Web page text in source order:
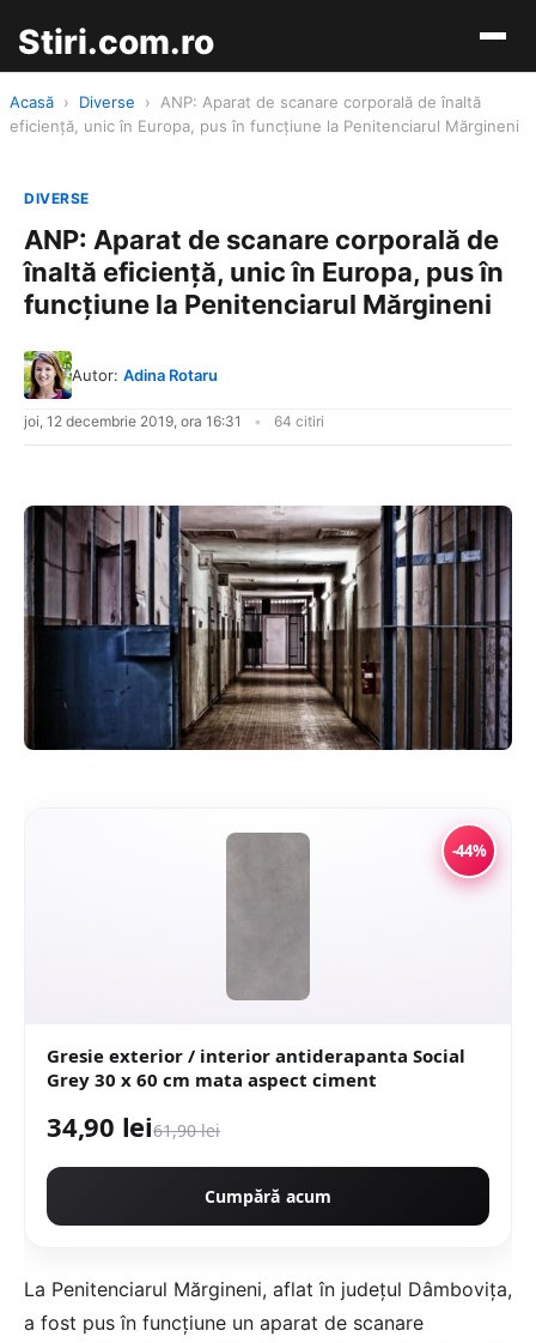
Stiri.com.ro
Acasă › Diverse ›
ANP: Aparat de scanare corporală de înaltă
eficienţă, unic în Europa, pus în funcţiune la Penitenciarul Mărgineni
DIVERSE
ANP: Aparat de scanare corporală de
înaltă eficienţă, unic în Europa, pus în
funcţiune la Penitenciarul Mărgineni
Autor: Adina Rotaru
joi, 12 decembrie 2019, ora 16:31 64 citiri
-44%
Gresie exterior / interior antiderapanta Social
Grey 30 x 60 cm mata aspect ciment
34,90 lei61,90 lei
Cumpără acum
La Penitenciarul Mărgineni, aflat în judeţul Dâmboviţa,
a fost pus în funcţiune un aparat de scanare